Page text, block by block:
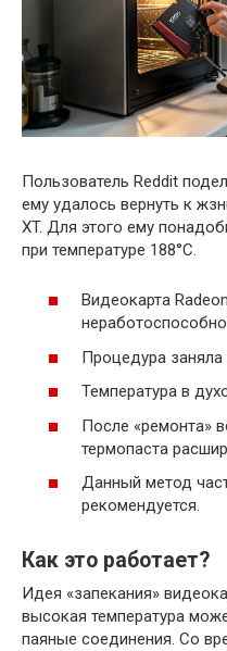
Пользователь Reddit
ему удалось вернуть к
XT. Для этого ему
при температуре 188°C.
Видеокарта
Процедура заняла
Температура в
После «ремонта»
термопаста
Данный метод
рекомендуется.
Как это работает?
Идея «запекания»
высокая температура
паяные соединения. Со